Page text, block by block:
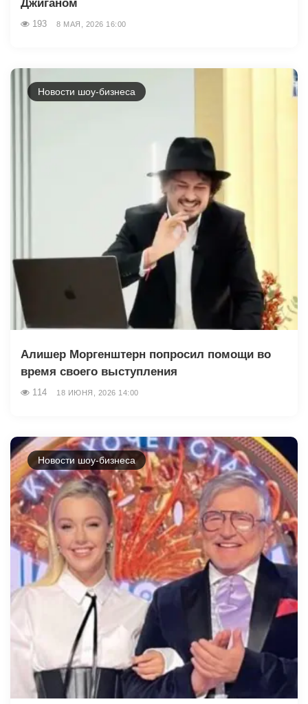
Джиганом
193 8 МАЯ, 2026 16:00
Новости шоу-бизнеса
Алишер Моргенштерн попросил помощи во
время своего выступления
114 18 ИЮНЯ, 2026 14:00
Новости шоу-бизнеса